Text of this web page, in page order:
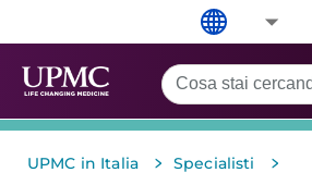
UPMC in Italia > Specialisti >